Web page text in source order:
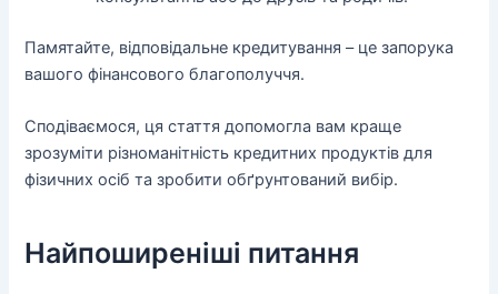
Памятайте, відповідальне кредитування – це запорука
вашого фінансового благополуччя.
Сподіваємося, ця стаття допомогла вам краще
зрозуміти різноманітність кредитних продуктів для
фізичних осіб та зробити обґрунтований вибір.
Найпоширеніші питання